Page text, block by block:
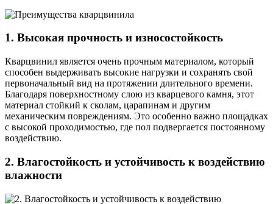
1. Высокая прочность и износостойкость
Кварцвинил является очень прочным материалом, который
способен выдерживать высокие нагрузки и сохранять свой
первоначальный вид на протяжении длительного времени.
Благодаря поверхностному слою из кварцевого камня, этот
материал стойкий к сколам, царапинам и другим
механическим повреждениям. Это особенно важно площадках
с высокой проходимостью, где пол подвергается постоянному
воздействию.
2. Влагостойкость и устойчивость к воздействию
влажности